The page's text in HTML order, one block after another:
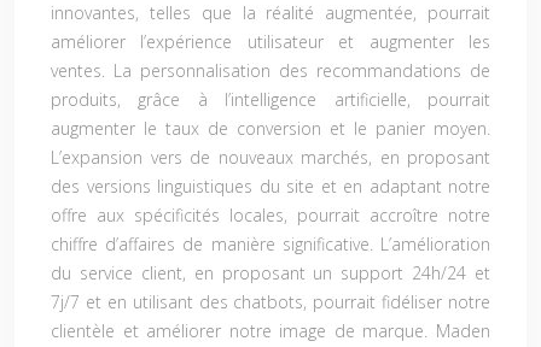
innovantes, telles que la réalité augmentée, pourrait
améliorer l’expérience utilisateur et augmenter les
ventes. La personnalisation des recommandations de
produits, grâce à l’intelligence artificielle, pourrait
augmenter le taux de conversion et le panier moyen.
L’expansion vers de nouveaux marchés, en proposant
des versions linguistiques du site et en adaptant notre
offre aux spécificités locales, pourrait accroître notre
chiffre d’affaires de manière significative. L’amélioration
du service client, en proposant un support 24h/24 et
7j/7 et en utilisant des chatbots, pourrait fidéliser notre
clientèle et améliorer notre image de marque. Maden